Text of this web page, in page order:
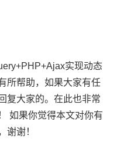
实现动态
所帮助，如果大家有任
复大家的。在此也非常
如果你觉得本文对你有
谢谢！